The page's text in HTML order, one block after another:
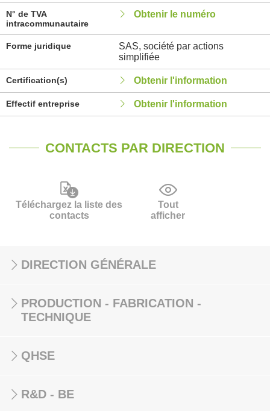
N° de TVA
intracommunautaire
Obtenir le numéro
Forme juridique
SAS, société par actions
simplifiée
Certification(s) Obtenir l'information
Effectif entreprise Obtenir l'information
CONTACTS PAR DIRECTION
Téléchargez la liste des
contacts
Tout
afficher
DIRECTION GÉNÉRALE
PRODUCTION - FABRICATION -
TECHNIQUE
QHSE
R&D - BE